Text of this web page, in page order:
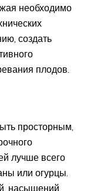
необходимо
создать
плодов.
просторным,
лучше всего
или огурцы.
насыщений